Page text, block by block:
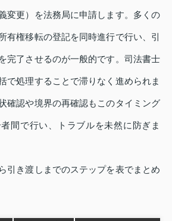
変更）を法務局に申請します。多くの
有権移転の登記を同時進行で行い、引
完了させるのが一般的です。司法書士
で処理することで滞りなく進められま
確認や境界の再確認もこのタイミング
間で行い、トラブルを未然に防ぎま
引き渡しまでのステップを表でまとめ